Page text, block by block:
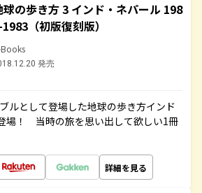
球の歩き方 3 インド・ネパール 198
（初版復刻版）
発売
ルとして登場した地球の歩き方インド
場！ 当時の旅を思い出して欲しい1冊
詳細を見る